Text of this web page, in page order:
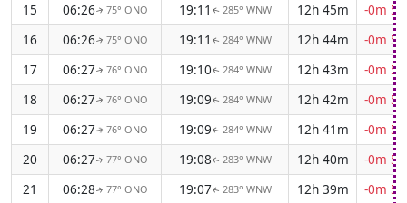
15
06:26↑ 75° ONO 19:11 ↑ 285° WNW 12h 45m
-0m
16
06:26↑ 75° ONO 19:11 ↑ 284° WNW 12h 44m
-0m
17
06:27↑ 76° ONO 19:10↑ 284° WNW 12h 43m
-0m
18
06:27↑ 76° ONO 19:09↑ 284° WNW 12h 42m
-0m
19
06:27↑ 76° ONO 19:09↑ 284° WNW 12h 41m
-0m
20
06:27↑ 77° ONO 19:08↑ 283° WNW 12h 40m
-0m
21
06:28↑ 77° ONO 19:07↑ 283° WNW 12h 39m
-0m